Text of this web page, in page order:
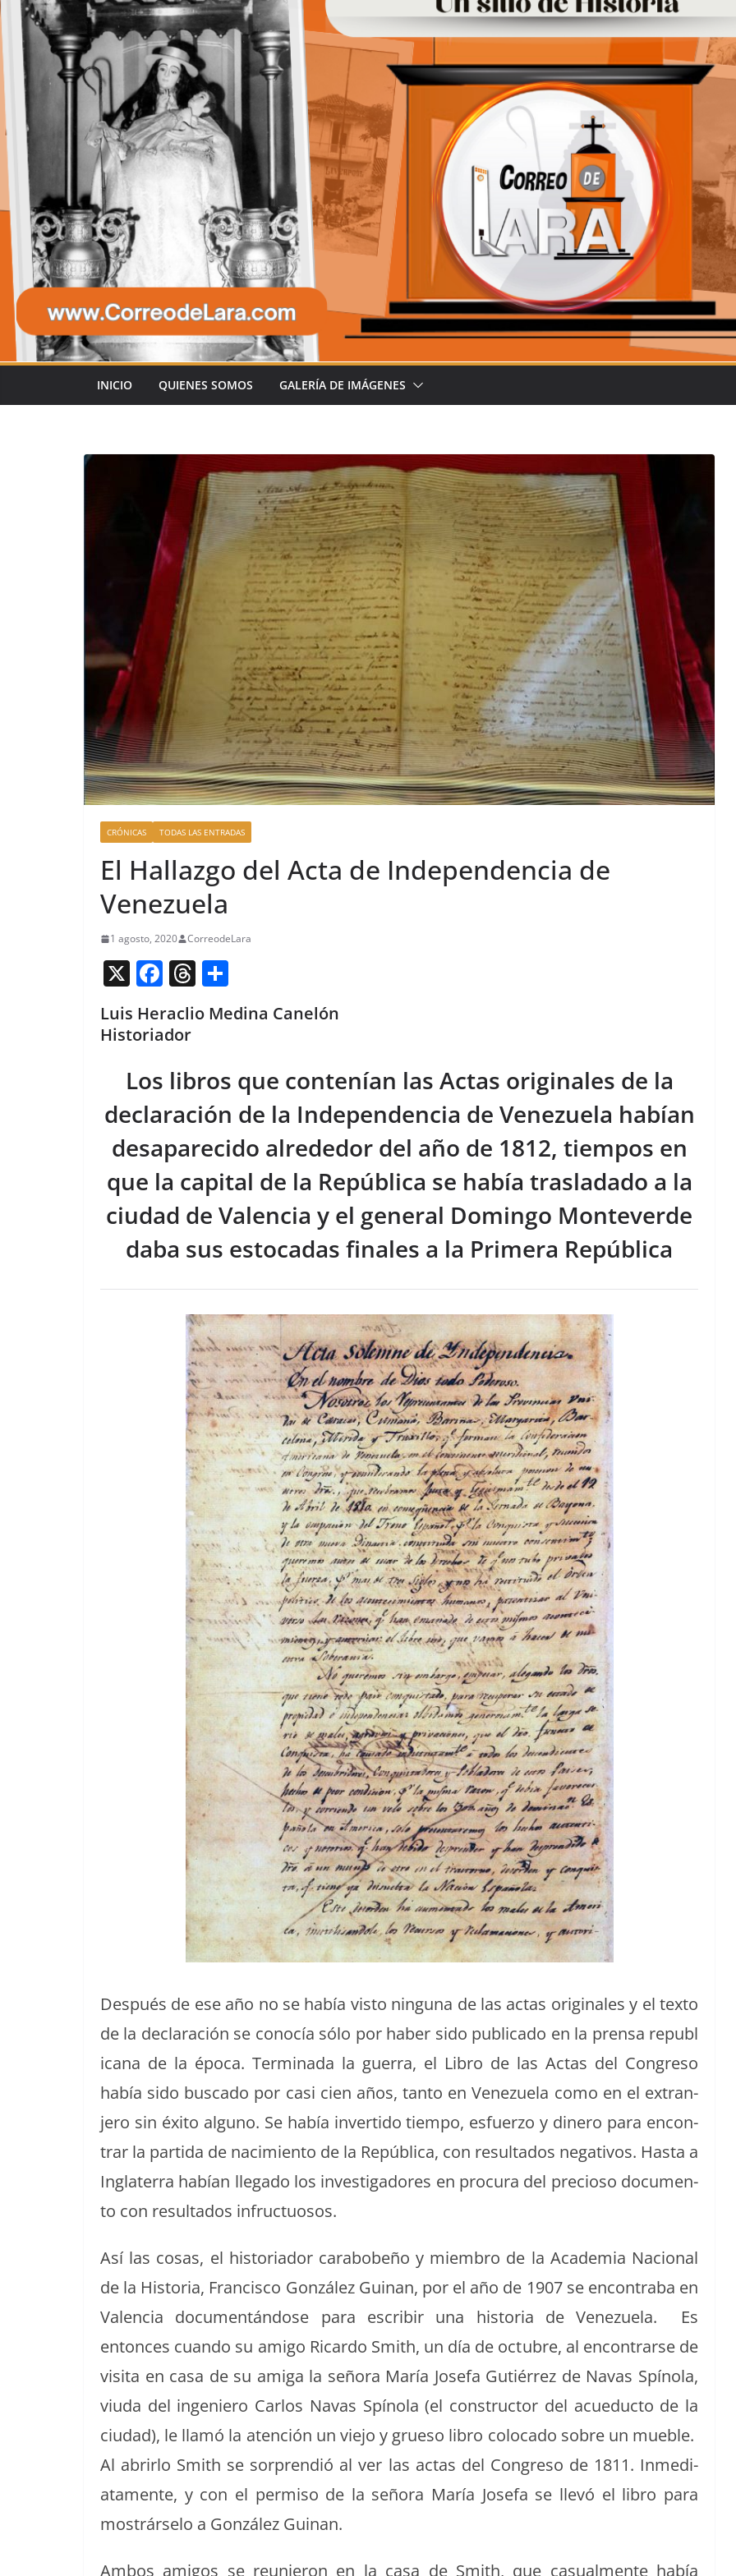
INICIO QUIENES SOMOS GALERÍA DE IMÁGENES
CRÓNICAS TODAS LAS ENTRADAS
El Hallazgo del Acta de Independencia de
Venezuela
1 agosto, 2020 CorreodeLara
X F
c
e
b
o
o
k
T
h
re
d
s
o
m
ar
tir
Luis Heraclio Medina Canelón
Historiador
Los libros que contenían las Actas originales de la
declaración de la Independencia de Venezuela habían
desaparecido alrededor del año de 1812, tiempos en
que la capital de la República se había trasladado a la
ciudad de Valencia y el general Domingo Monteverde
daba sus estocadas finales a la Primera República
Después de ese año no se había vis­to ningu­na de las actas orig­i­nales y el tex­to
de la declaración se conocía sólo por haber sido pub­li­ca­do en la pren­sa repub­l
i­cana de la época. Ter­mi­na­da la guer­ra, el Libro de las Actas del Con­gre­so
había sido bus­ca­do por casi cien años, tan­to en Venezuela como en el extran­
jero sin éxi­to alguno. Se había inver­tido tiem­po, esfuer­zo y dinero para encon­
trar la par­ti­da de nacimien­to de la Repúbli­ca, con resul­ta­dos neg­a­tivos. Has­ta a
Inglater­ra habían lle­ga­do los inves­ti­gadores en procu­ra del pre­cioso doc­u­men­
to con resul­ta­dos infructuosos.
Así las cosas, el his­to­ri­ador carabobeño y miem­bro de la Acad­e­mia Nacional
de la His­to­ria, Fran­cis­co González Guinan, por el año de 1907 se encon­tra­ba en
Valen­cia doc­u­men­tán­dose para escribir una his­to­ria de Venezuela. Es
entonces cuan­do su ami­go Ricar­do Smith, un día de octubre, al encon­trarse de
visi­ta en casa de su ami­ga la seño­ra María Jose­fa Gutiér­rez de Navas Spíno­la,
viu­da del inge­niero Car­los Navas Spíno­la (el con­struc­tor del acue­duc­to de la
ciu­dad), le llamó la aten­ción un viejo y grue­so libro colo­ca­do sobre un mue­ble.
Al abrir­lo Smith se sor­prendió al ver las actas del Con­gre­so de 1811. Inmedi­
ata­mente, y con el per­miso de la seño­ra María Jose­fa se llevó el libro para
mostrárse­lo a González Guinan.
Ambos ami­gos se reunieron en la casa de Smith, que casual­mente había